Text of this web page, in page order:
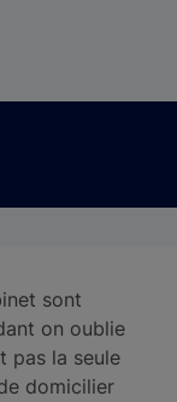
sont
on oublie
pas la seule
domicilier